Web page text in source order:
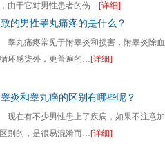
由于它对男性患者的伤…[详细]
的男性睾丸痛疼的是什么？
睾丸痛疼常见于附睾炎和损害，附睾炎除血
环感柒外，更普遍的…[详细]
睾炎和睾丸癌的区别有哪些呢？
现在有不少男性患上了疾病，如果不注意加
别的，是很易混淆而…[详细]